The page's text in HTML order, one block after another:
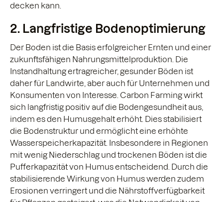
decken kann.
2. Langfristige Bodenoptimierung
Der Boden ist die Basis erfolgreicher Ernten und einer
zukunftsfähigen Nahrungsmittelproduktion. Die
Instandhaltung ertragreicher, gesunder Böden ist
daher für Landwirte, aber auch für Unternehmen und
Konsumenten von Interesse. Carbon Farming wirkt
sich langfristig positiv auf die Bodengesundheit aus,
indem es den Humusgehalt erhöht. Dies stabilisiert
die Bodenstruktur und ermöglicht eine erhöhte
Wasserspeicherkapazität. Insbesondere in Regionen
mit wenig Niederschlag und trockenen Böden ist die
Pufferkapazität von Humus entscheidend. Durch die
stabilisierende Wirkung von Humus werden zudem
Erosionen verringert und die Nährstoffverfügbarkeit